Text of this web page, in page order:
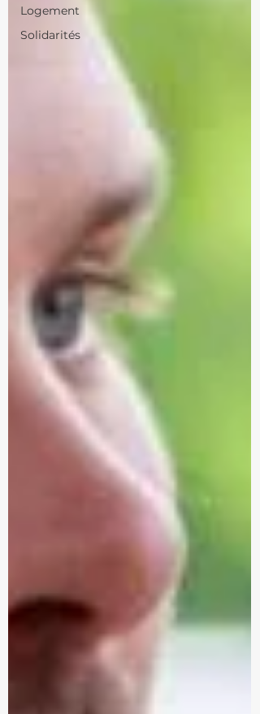
Logement
Solidarités